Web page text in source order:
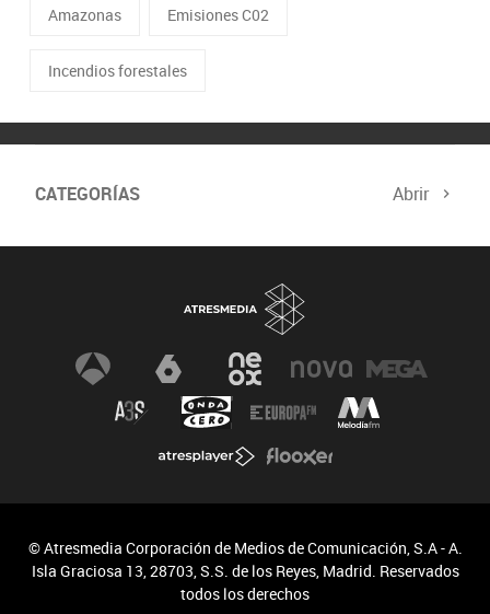
Amazonas Emisiones C02
Incendios forestales
CATEGORÍAS Abrir
Biodiversidad Cambio Climático
© Atresmedia Corporación de Medios de Comunicación, S.A - A.
Isla Graciosa 13, 28703, S.S. de los Reyes, Madrid. Reservados
todos los derechos